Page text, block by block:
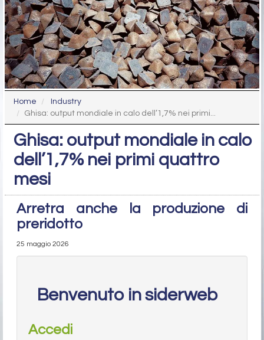
Home
Industry
Ghisa: output mondiale in calo dell’1,7% nei primi...
Ghisa: output mondiale in calo
dell’1,7% nei primi quattro
mesi
Arretra anche la produzione di
preridotto
25 maggio 2026
Benvenuto in siderweb
Accedi